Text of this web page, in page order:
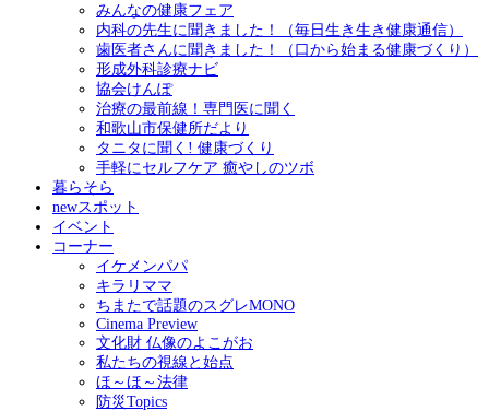
みんなの健康フェア
内科の先生に聞きました！（毎日生き生き健康通信）
歯医者さんに聞きました！（口から始まる健康づくり）
形成外科診療ナビ
協会けんぽ
治療の最前線！専門医に聞く
和歌山市保健所だより
タニタに聞く! 健康づくり
手軽にセルフケア 癒やしのツボ
暮らそら
newスポット
イベント
コーナー
イケメンパパ
キラリママ
ちまたで話題のスグレMONO
Cinema Preview
文化財 仏像のよこがお
私たちの視線と始点
ほ～ほ～法律
防災Topics